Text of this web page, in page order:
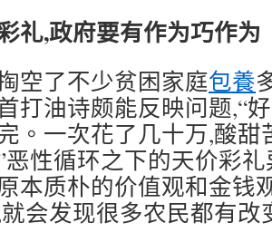
礼,政府要有作为巧作为
空了不少贫困家庭包養
打油诗颇能反映问题,“
。一次花了几十万,酸甜
恶性循环之下的天价彩
本质朴的价值观和金钱
会发现很多农民都有